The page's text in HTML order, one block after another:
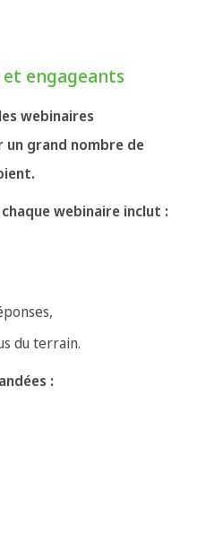
engageants
webinaires
grand nombre de
webinaire inclut :
du terrain.
: